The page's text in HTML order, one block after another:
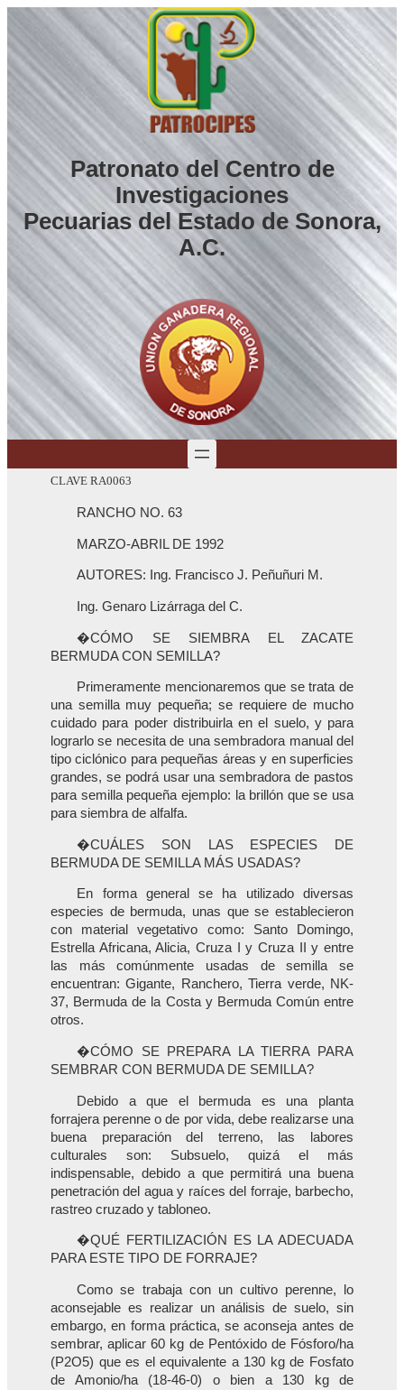
Saltar
al
contenido
Patronato del Centro de
Investigaciones
Pecuarias del Estado de Sonora,
A.C.
CLAVE RA0063
RANCHO NO. 63
MARZO-ABRIL DE 1992
AUTORES: Ing. Francisco J. Peñuñuri M.
Ing. Genaro Lizárraga del C.
�CÓMO SE SIEMBRA EL ZACATE
BERMUDA CON SEMILLA?
Primeramente mencionaremos que se trata de
una semilla muy pequeña; se requiere de mucho
cuidado para poder distribuirla en el suelo, y para
lograrlo se necesita de una sembradora manual del
tipo ciclónico para pequeñas áreas y en superficies
grandes, se podrá usar una sembradora de pastos
para semilla pequeña ejemplo: la brillón que se usa
para siembra de alfalfa.
�CUÁLES SON LAS ESPECIES DE
BERMUDA DE SEMILLA MÁS USADAS?
En forma general se ha utilizado diversas
especies de bermuda, unas que se establecieron
con material vegetativo como: Santo Domingo,
Estrella Africana, Alicia, Cruza I y Cruza II y entre
las más comúnmente usadas de semilla se
encuentran: Gigante, Ranchero, Tierra verde, NK-
37, Bermuda de la Costa y Bermuda Común entre
otros.
�CÓMO SE PREPARA LA TIERRA PARA
SEMBRAR CON BERMUDA DE SEMILLA?
Debido a que el bermuda es una planta
forrajera perenne o de por vida, debe realizarse una
buena preparación del terreno, las labores
culturales son: Subsuelo, quizá el más
indispensable, debido a que permitirá una buena
penetración del agua y raíces del forraje, barbecho,
rastreo cruzado y tabloneo.
�QUÉ FERTILIZACIÓN ES LA ADECUADA
PARA ESTE TIPO DE FORRAJE?
Como se trabaja con un cultivo perenne, lo
aconsejable es realizar un análisis de suelo, sin
embargo, en forma práctica, se aconseja antes de
sembrar, aplicar 60 kg de Pentóxido de Fósforo/ha
(P2O5) que es el equivalente a 130 kg de Fosfato
de Amonio/ha (18-46-0) o bien a 130 kg de